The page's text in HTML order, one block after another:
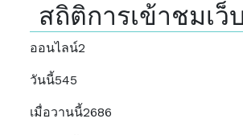
สถิติการเข้าชมเว็
ออนไลน์2
วันนี้545
เมื่อวานนี้2686